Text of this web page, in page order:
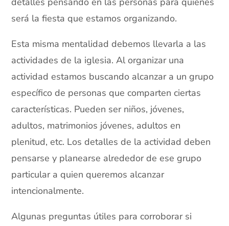
será la fiesta que estamos organizando.
Esta misma mentalidad debemos llevarla a las
actividades de la iglesia. Al organizar una
actividad estamos buscando alcanzar a un grupo
específico de personas que comparten ciertas
características. Pueden ser niños, jóvenes,
adultos, matrimonios jóvenes, adultos en
plenitud, etc. Los detalles de la actividad deben
pensarse y planearse alrededor de ese grupo
particular a quien queremos alcanzar
intencionalmente.
Algunas preguntas útiles para corroborar si